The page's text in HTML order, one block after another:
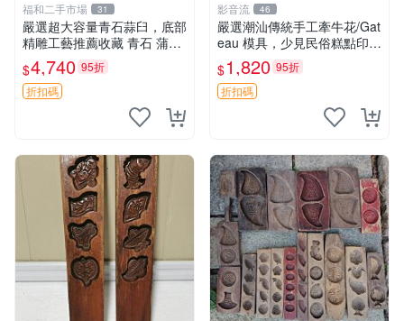
福和二手市場 31
嚴選超大容量青石蒜臼，底部
精雕工藝推薦收藏 青石 蒲石
蒜臼
$4,740 95折
折扣碼
影音流 46
嚴選潮汕傳統手工牽牛花/Gat
eau 模具，少見民俗糕點印板
老月糕粿印專業模具，牽牛花
精美圖案收藏品
$1,820 95折
折扣碼